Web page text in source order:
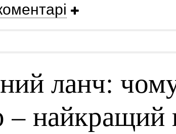
ланч:
– найкращий